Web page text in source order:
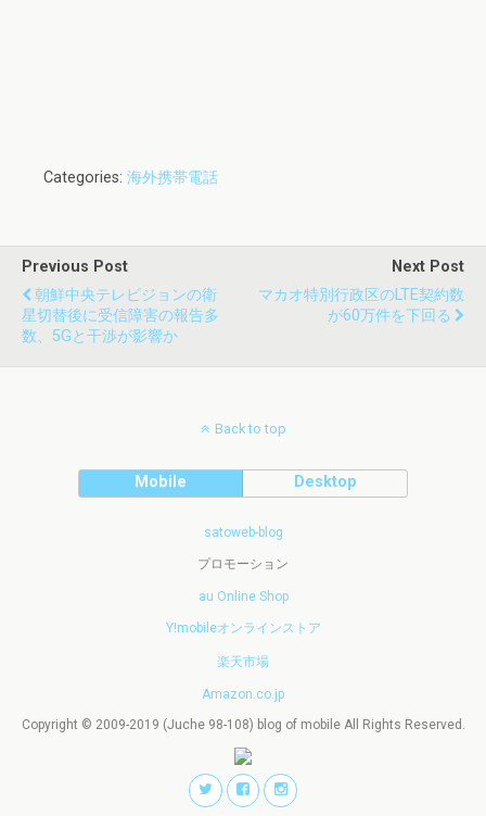
Categories: 海外携帯電話
Previous Post
朝鮮中央テレビジョンの衛
星切替後に受信障害の報告多
数、5Gと干渉が影響か
Next Post
マカオ特別行政区のLTE契約数
が60万件を下回る
Back to top
Mobile Desktop
satoweb-blog
プロモーション
au Online Shop
Y!mobileオンラインストア
楽天市場
Amazon.co.jp
Copyright © 2009-2019 (Juche 98-108) blog of mobile All Rights Reserved.